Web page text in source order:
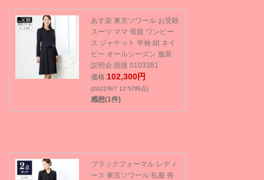
あす楽 東京ソワール お受験
スーツ ママ 母親 ワンピー
ス ジャケット 半袖 紺 ネイ
ビー オールシーズン 服装
説明会 面接 0103381
価格:102,300円
(2022/8/7 12:57時点)
感想(1件)
ブラックフォーマル レディ
ース 東京ソワール 礼服 喪